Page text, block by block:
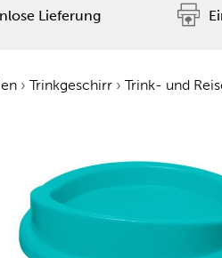
Lieferung
› Trinkgeschirr › Trink- und